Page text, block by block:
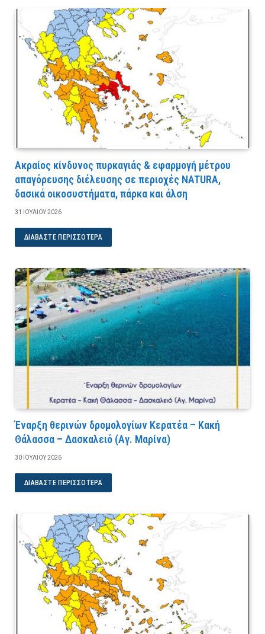
Ακραίος κίνδυνος πυρκαγιάς & εφαρμογή μέτρου
απαγόρευσης διέλευσης σε περιοχές NATURA,
δασικά οικοσυστήματα, πάρκα και άλση
31 ΙΟΥΛΊΟΥ 2026
ΔΙΑΒΆΣΤΕ ΠΕΡΙΣΣΌΤΕΡΑ
Έναρξη θερινών δρομολογίων Κερατέα – Κακή
Θάλασσα – Δασκαλειό (Αγ. Μαρίνα)
30 ΙΟΥΛΊΟΥ 2026
ΔΙΑΒΆΣΤΕ ΠΕΡΙΣΣΌΤΕΡΑ